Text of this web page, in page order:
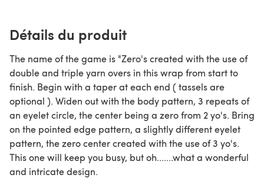
Détails du produit
The name of the game is "Zero's created with the use of
double and triple yarn overs in this wrap from start to
finish. Begin with a taper at each end ( tassels are
optional ). Widen out with the body pattern, 3 repeats of
an eyelet circle, the center being a zero from 2 yo's. Bring
on the pointed edge pattern, a slightly different eyelet
pattern, the zero center created with the use of 3 yo's.
This one will keep you busy, but oh.......what a wonderful
and intricate design.